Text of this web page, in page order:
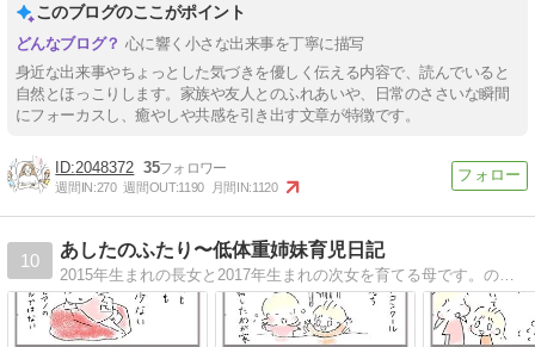
このブログのここがポイント
心に響く小さな出来事を丁寧に描写
身近な出来事やちょっとした気づきを優しく伝える内容で、読んでいると
自然とほっこりします。家族や友人とのふれあいや、日常のささいな瞬間
にフォーカスし、癒やしや共感を引き出す文章が特徴です。
2048372 35
週間IN:270 週間OUT:1190 月間IN:1120
10
あしたのふたり〜低体重姉妹育児日記
2015年生まれの長女と2017年生まれの次女を育てる母です。のんびり日々を絵日記で綴ります。